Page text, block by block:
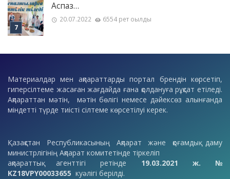
Аспаз…
20.07.2022 6554 рет оқылды
Материалдар мен ақпараттарды портал брендін көрсетіп,
гиперсілтеме жасаған жағдайда ғана қолдануға рұқсат етіледі.
Ақпараттан мәтін, мәтін бөлігі немесе дәйексөз алынғанда
міндетті түрде тиісті сілтеме көрсетілуі керек.
Қазақстан Республикасының Ақпарат және қоғамдық даму
министрлігінің Ақпарат комитетінде тіркеліп
ақпараттық агенттігі ретінде 19.03.2021 ж. №
KZ18VPY00033655 куәлігі берілді.